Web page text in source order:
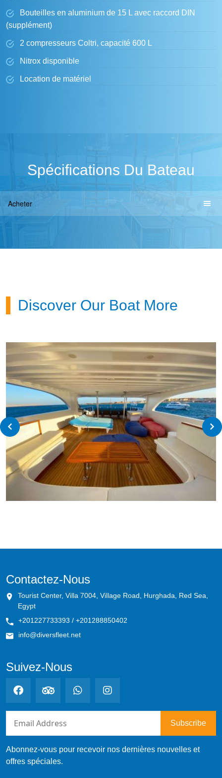
Bouteilles en aluminium de 15 L avec raccord DIN
(supplément)
2 compresseurs Coltri, capacité 600 L
Nitrox disponible
Location de matériel
Spécifications Du Bateau
Acheter
Discover Our Boat More
Contactez-Nous
Tourist Center, Villa 7004, Village Road, Hurghada, Red Sea,
Egypt
+201227733393 / +201288850402
info@diversfleet.net
Suivez-Nous
Abonnez-vous pour recevoir nos dernières nouvelles et
offres spéciales.